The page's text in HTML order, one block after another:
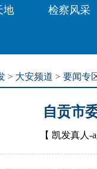
地 检察风采
> 大安频道 > 要闻专
自贡市
【 凯发真人-